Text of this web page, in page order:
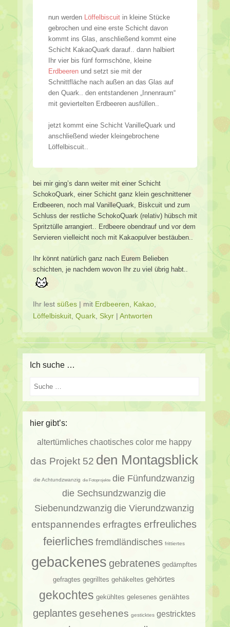
nun werden Löffelbiscuit in kleine Stücke
gebrochen und eine erste Schicht davon
kommt ins Glas, anschließend kommt eine
Schicht KakaoQuark darauf.. dann halbiert
Ihr vier bis fünf formschöne, kleine
Erdbeeren und setzt sie mit der
Schnittfläche nach außen an das Glas auf
den Quark.. den entstandenen „Innenraum“
mit geviertelten Erdbeeren ausfüllen..
jetzt kommt eine Schicht VanilleQuark und
anschließend wieder kleingebrochene
Löffelbiscuit..
bei mir ging’s dann weiter mit einer Schicht
SchokoQuark, einer Schicht ganz klein geschnittener
Erdbeeren, noch mal VanilleQuark, Biskcuit und zum
Schluss der restliche SchokoQuark (relativ) hübsch mit
Spritztülle arrangiert.. Erdbeere obendrauf und vor dem
Servieren vielleicht noch mit Kakaopulver bestäuben..
Ihr könnt natürlich ganz nach Eurem Belieben
schichten, je nachdem wovon Ihr zu viel übrig habt..
Ihr lest süßes | mit Erdbeeren Kakao
Löffelbiskuit Quark Skyr | Antworten
Ich suche …
Suche
hier gibt’s:
altertümliches chaotisches color me happy
das Projekt 52 den Montagsblick
die Achtundzwanzig die Fotoprojekte die Fünfundzwanzig
die Sechsundzwanzig die
Siebenundzwanzig die Vierundzwanzig
entspannendes erfragtes erfreuliches
feierliches fremdländisches frittiertes
gebackenes gebratenes gedämpftes
gefragtes gegrilltes gehäkeltes gehörtes
gekochtes gekühltes gelesenes genähtes
geplantesgesehenes gesticktes gestricktes